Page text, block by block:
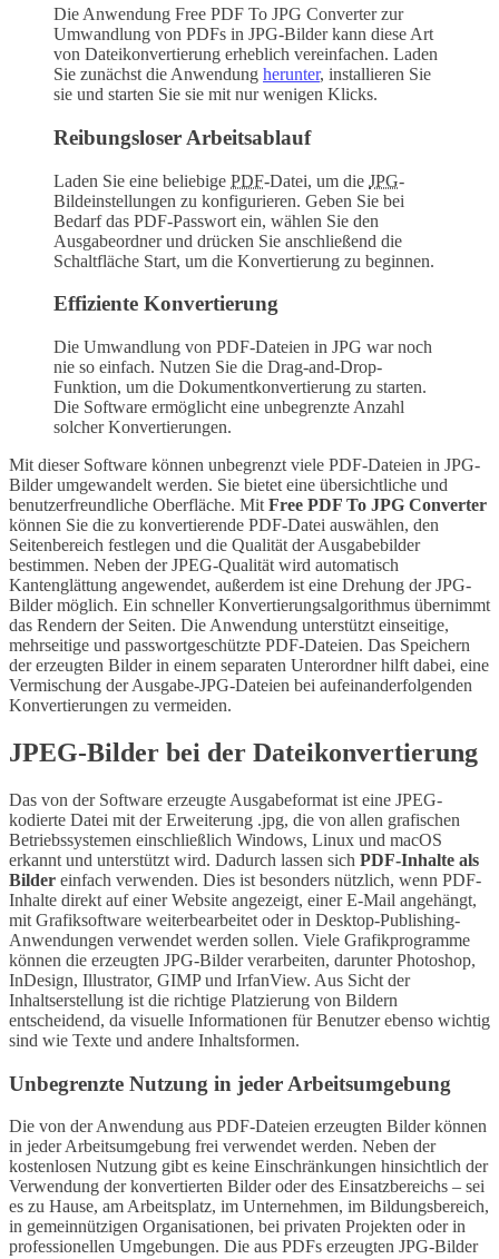
Die Anwendung Free PDF To JPG Converterzur
Umwandlung von PDFs in JPG-Bilder kann diese Art
von Dateikonvertierung erheblich vereinfachen. Laden
Sie zunächst die Anwendung herunter, installieren Sie
sie und starten Sie sie mit nur wenigen Klicks.
Reibungsloser Arbeitsablauf
Laden Sie eine beliebige PDF-Datei, um die JPG-
Bildeinstellungen zu konfigurieren. Geben Sie bei
Bedarf das PDF-Passwort ein, wählen Sie den
Ausgabeordner und drücken Sie anschließend die
Schaltfläche Start, um die Konvertierung zu beginnen.
Effiziente Konvertierung
Die Umwandlung von PDF-Dateien in JPG war noch
nie so einfach. Nutzen Sie die Drag-and-Drop-
Funktion, um die Dokumentkonvertierung zu starten.
Die Software ermöglicht eine unbegrenzte Anzahl
solcher Konvertierungen.
Mit dieser Software können unbegrenzt viele PDF-Dateien in JPG-
Bilder umgewandelt werden. Sie bietet eine übersichtliche und
benutzerfreundliche Oberfläche. Mit Free PDF To JPG Converter
können Sie die zu konvertierende PDF-Datei auswählen, den
Seitenbereich festlegen und die Qualität der Ausgabebilder
bestimmen. Neben der JPEG-Qualität wird automatisch
Kantenglättung angewendet, außerdem ist eine Drehung der JPG-
Bilder möglich. Ein schneller Konvertierungsalgorithmus übernimmt
das Rendern der Seiten. Die Anwendung unterstützt einseitige,
mehrseitige und passwortgeschützte PDF-Dateien. Das Speichern
der erzeugten Bilder in einem separaten Unterordner hilft dabei, eine
Vermischung der Ausgabe-JPG-Dateien bei aufeinanderfolgenden
Konvertierungen zu vermeiden.
JPEG-Bilder bei der Dateikonvertierung
Das von der Software erzeugte Ausgabeformat ist eine JPEG-
kodierte Datei mit der Erweiterung .jpg, die von allen grafischen
Betriebssystemen einschließlich Windows, Linux und macOS
erkannt und unterstützt wird. Dadurch lassen sich PDF-Inhalte als
Bilder einfach verwenden. Dies ist besonders nützlich, wenn PDF-
Inhalte direkt auf einer Website angezeigt, einer E-Mail angehängt,
mit Grafiksoftware weiterbearbeitet oder in Desktop-Publishing-
Anwendungen verwendet werden sollen. Viele Grafikprogramme
können die erzeugten JPG-Bilder verarbeiten, darunter Photoshop,
InDesign, Illustrator, GIMP und IrfanView. Aus Sicht der
Inhaltserstellung ist die richtige Platzierung von Bildern
entscheidend, da visuelle Informationen für Benutzer ebenso wichtig
sind wie Texte und andere Inhaltsformen.
Unbegrenzte Nutzung in jeder Arbeitsumgebung
Die von der Anwendung aus PDF-Dateien erzeugten Bilder können
in jeder Arbeitsumgebung frei verwendet werden. Neben der
kostenlosen Nutzung gibt es keine Einschränkungen hinsichtlich der
Verwendung der konvertierten Bilder oder des Einsatzbereichs – sei
es zu Hause, am Arbeitsplatz, im Unternehmen, im Bildungsbereich,
in gemeinnützigen Organisationen, bei privaten Projekten oder in
professionellen Umgebungen. Die aus PDFs erzeugten JPG-Bilder